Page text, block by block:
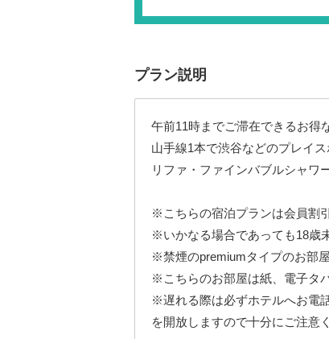
プラン説明
午前11時までご滞在できるお得
山手線1本で渋谷などのプレイ
リファ・ファインバブルシャワ
※こちらの宿泊プランは会員割
※いかなる場合であっても18歳
※禁煙のpremiumタイプのお部
※こちらのお部屋は紙、電子タ
※遅れる際は必ずホテルへお電
を開放しますので十分にご注意